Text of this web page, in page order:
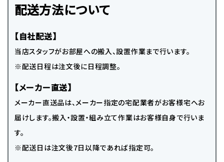
配送方法について
【自社配送】
当店スタッフがお部屋への搬入、設置作業まで行います。
※配送日程は注文後に日程調整。
【メーカー直送】
メーカー直送品は、メーカー指定の宅配業者がお客様宅へお
届けします。搬入・設置・組み立て作業はお客様自身で行いま
す。
※配送日は注文後7日以降であれば指定可。